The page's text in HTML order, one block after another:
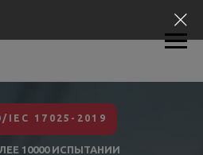
10000 ИСПЫТАНИИ
IEC 17025-2019